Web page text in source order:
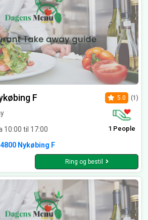
F
10:00 til 17:00
5.0 (1)
1 People
4800 Nykøbing F
Ring og bestil